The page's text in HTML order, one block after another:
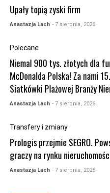
Upały topią zyski firm
Anastazja Lach - 7 sierpnia, 2026
Polecane
Niemal 900 tys. złotych dla
McDonalda Polska! Za nami
Siatkówki Plażowej Branży
Anastazja Lach - 7 sierpnia, 2026
Transfery i zmiany
Prologis przejmie SEGRO.
graczy na rynku
Anastazja Lach - 7 sierpnia, 2026